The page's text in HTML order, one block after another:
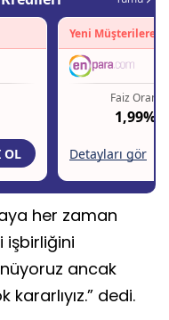
her zaman
işbirliğini
ancak
dedi.